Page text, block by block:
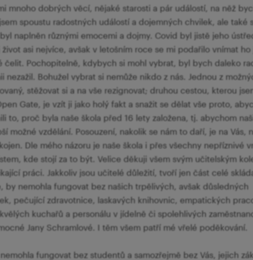
mnoho dobrých věcí, nějaké starosti a pár událostí, na něž
spoustu radostných událostí a dojemných chvilek, ale také
naplněn různými emocemi a dojmy. Covid byl jistě jeho
asi nejvíce, avšak v letošním roce se mi podařilo vnímat ho
čelit. Pochopitelně, kdybych si mohl vybrat, byl bych daleko
Bohužel vybrat si nemůže nikdo z nás. Jednou z
stěžovat si a na vše rezignovat; druhou cestou, kterou
Gate, je vzít ji jako holý fakt a snažit se dělat vše proto,
to, proč byla naše škola před 16 lety založena, tj. abychom
možné vzdělání. Posouzení, nakolik se nám to daří, je na Vás,
Dle mého názoru je naše škola i přes všechny nepříznivé
kde stojí za to být. Velice děkuji všem svým učitelským
práci. Jakkoliv jsou učitelé důležití, tvoří jen část celé
by nemohla fungovat bez našich trpělivých, avšak důsledných
pečující zdravotnice, laskavých knihovnic, empatických
kuchařů a personálu v jídelně či spolehlivých
Jany Schramlové. I těm všem patří mé vřelé poděkování.
fungovat bez studentů a samozřejmě bez Vás, jejich